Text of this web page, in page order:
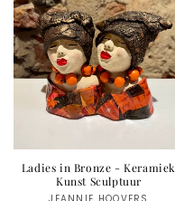
Ladies in Bronze - Keramiek
Kunst Sculptuur